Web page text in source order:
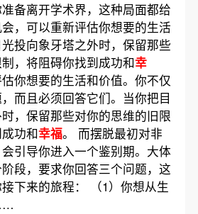
备离开学术界，这种局面都给
，可以重新评估你想要的生活
投向象牙塔之外时，保留那些
，将阻碍你找到成功和幸
你想要的生活和价值。你不仅
而且必须回答它们。当你把目
，保留那些对你的思维的旧限
功和幸福。 而摆脱最初对非
引导你进入一个鉴别期。大体
段，要求你回答三个问题，这
下来的旅程： （1）你想从生